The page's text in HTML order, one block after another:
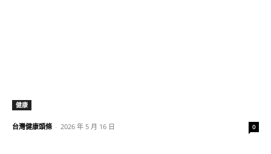
健康
台灣健康頭條 - 2026 年 5 月 16 日 0